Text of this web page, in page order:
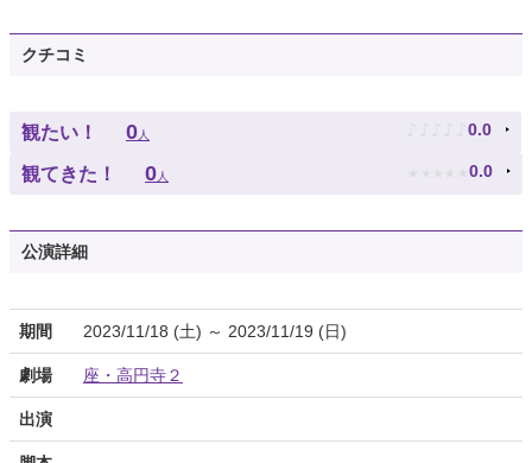
クチコミ
観たい！ 0人 ♪ ♪ ♪ ♪ ♪ 0.0
観てきた！ 0人 ★ ★ ★ ★ ★ 0.0
公演詳細
期間 2023/11/18 (土) ～ 2023/11/19 (日)
劇場 座・高円寺２
出演